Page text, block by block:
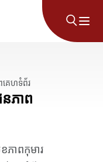
េហទំព័រ
ភាព
ាពកុមារ